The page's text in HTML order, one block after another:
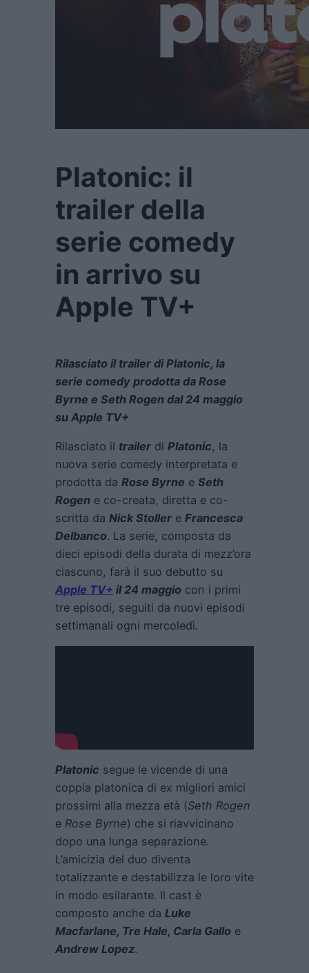
Platonic: il
trailer della
serie comedy
in arrivo su
Apple TV+
Rilasciato il trailer di Platonic, la
serie comedy prodotta da Rose
Byrne e Seth Rogen dal 24 maggio
su Apple TV+
Rilasciato il trailer di Platonic, la
nuova serie comedy interpretata e
prodotta da Rose Byrne e Seth
Rogen e co-creata, diretta e co-
scritta da Nick Stoller e Francesca
Delbanco. La serie, composta da
dieci episodi della durata di mezz’ora
ciascuno, farà il suo debutto su
Apple TV+ il 24 maggio con i primi
tre episodi, seguiti da nuovi episodi
settimanali ogni mercoledì.
Platonic segue le vicende di una
coppia platonica di ex migliori amici
prossimi alla mezza età (Seth Rogen
e Rose Byrne) che si riavvicinano
dopo una lunga separazione.
L’amicizia del duo diventa
totalizzante e destabilizza le loro vite
in modo esilarante. Il cast è
composto anche da Luke
Macfarlane, Tre Hale, Carla Gallo e
Andrew Lopez.